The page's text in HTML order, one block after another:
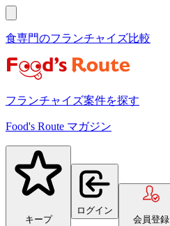
食専門のフランチャイズ比較
フランチャイズ案件を探す
Food's Route マガジン
キープ
ログイン
会員登録